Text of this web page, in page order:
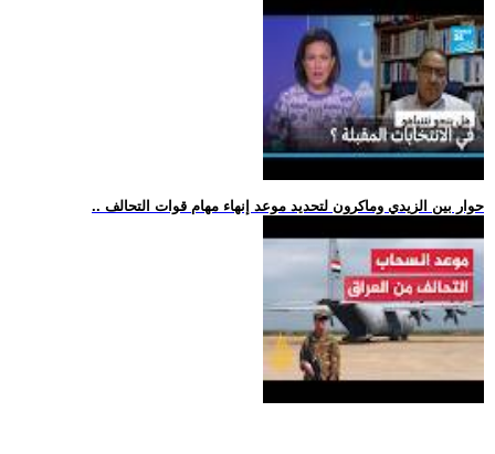
.. حوار بين الزيدي وماكرون لتحديد موعد إنهاء مهام قوات التحالف